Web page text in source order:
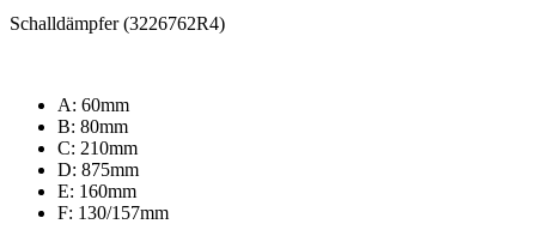
Schalldämpfer (3226762R4)
A: 60mm
B: 80mm
C: 210mm
D: 875mm
E: 160mm
F: 130/157mm